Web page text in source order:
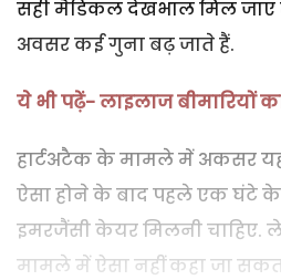
सही मैडिकल देखभाल मिल
अवसर कई गुना बढ़ जाते हैं.
ये भी पढ़ें-लाइलाज बीमारियों
हार्टअटैक के मामले में अकसर यह
ऐसा होने के बाद पहले एक घंटे
इमरजैंसी केयर मिलनी चाहिए.
मामले में ऐसा नहीं कहा जा